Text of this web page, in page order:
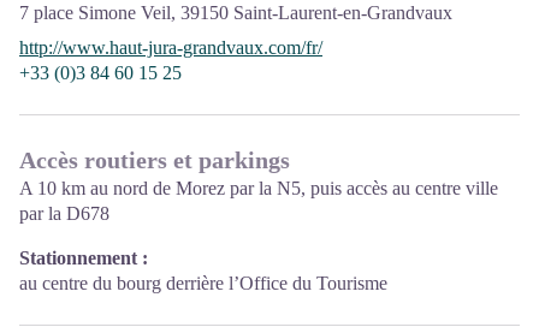
7 place Simone Veil, 39150 Saint-Laurent-en-Grandvaux
http://www.haut-jura-grandvaux.com/fr/
+33 (0)3 84 60 15 25
Accès routiers et parkings
A 10 km au nord de Morez par la N5, puis accès au centre ville
par la D678
Stationnement :
au centre du bourg derrière l’Office du Tourisme